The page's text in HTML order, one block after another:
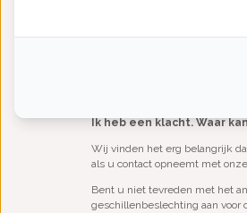
Er is op deze locatie geen
Ik heb een klacht. Waar
Wij vinden het erg belangrijk
als u contact opneemt met
Bent u niet tevreden met het
geschillenbeslechting aan